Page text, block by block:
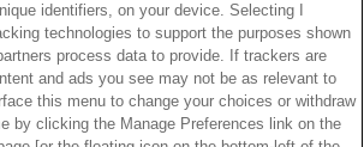
→Bwin besuchen
identifiers, on your device. Selecting I
technologies to support the purposes shown
process data to provide. If trackers are
and ads you see may not be as relevant to
this menu to change your choices or withdraw
by clicking the Manage Preferences link on the